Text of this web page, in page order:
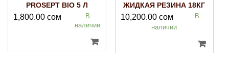
PROSEPT BIO 5 Л
1,800.00 сом
В
наличии
ЖИДКАЯ РЕЗИНА 18КГ
10,200.00 сом
В
наличии